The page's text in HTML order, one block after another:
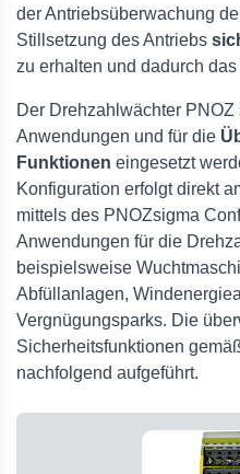
der Antriebsüberwachung
Stillsetzung des Antriebs
zu erhalten und dadurch
Der Drehzahlwächter
Anwendungen und für die
Funktionen eingesetzt
Konfiguration erfolgt direkt
mittels des PNOZsigma
Anwendungen für die
beispielsweise
Abfüllanlagen,
Vergnügungsparks. Die
Sicherheitsfunktionen
nachfolgend aufgeführt.